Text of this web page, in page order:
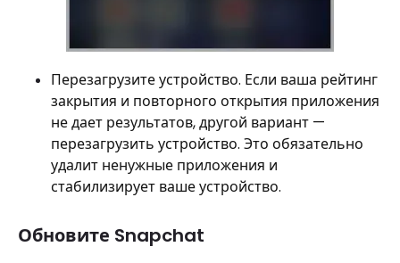
Перезагрузите устройство. Если ваша рейтинг
закрытия и повторного открытия приложения
не дает результатов, другой вариант —
перезагрузить устройство. Это обязательно
удалит ненужные приложения и
стабилизирует ваше устройство.
Обновите Snapchat